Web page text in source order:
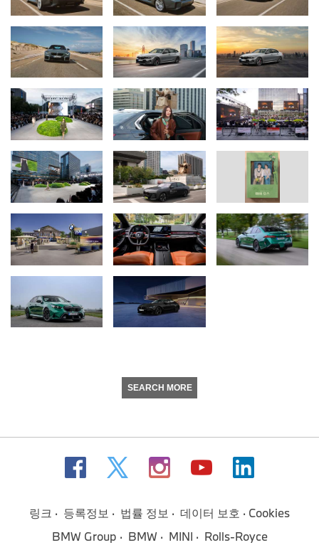
SEARCH MORE
링크 등록정보 법률 정보 데이터 보호
Cookies
BMW Group
BMW MINI Rolls-Royce